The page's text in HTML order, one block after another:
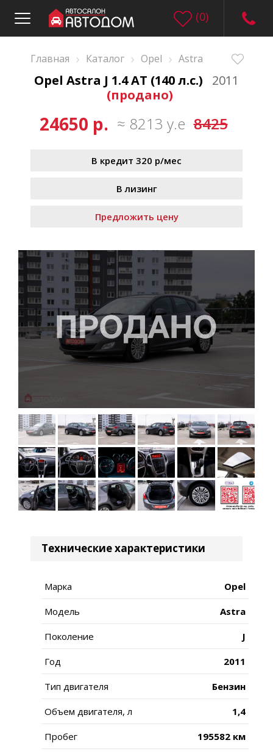
(0)
Главная › Каталог › Opel › Astra
Opel Astra J 1.4 AT (140 л.с.)
2011
(продано)
24650 р. ≈ 8213 у.е 8425
В кредит 320 р/мес
В лизинг
Предложить цену
Технические характеристики
Марка Opel
Модель Astra
Поколение J
Год 2011
Тип двигателя Бензин
Объем двигателя, л 1,4
Пробег 195582 км